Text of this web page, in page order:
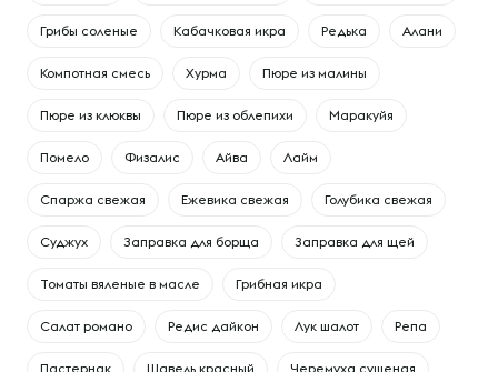
Грибы соленые Кабачковая икра Редька Алани
Компотная смесь Хурма Пюре из малины
Пюре из клюквы Пюре из облепихи Маракуйя
Помело Физалис Айва Лайм
Спаржа свежая Ежевика свежая Голубика свежая
Суджух Заправка для борща Заправка для щей
Томаты вяленые в масле Грибная икра
Салат романо Редис дайкон Лук шалот Репа
Пастернак Щавель красный Черемуха сушеная